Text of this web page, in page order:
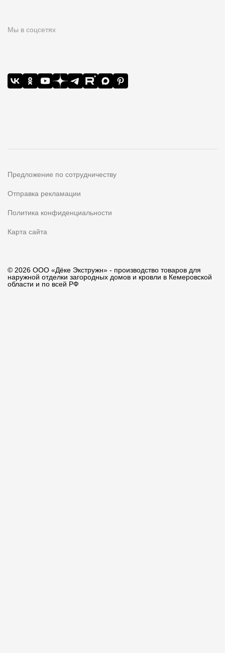
Мы в соцсетях
Предложение по сотрудничеству
Отправка рекламации
Политика конфиденциальности
Карта сайта
© 2026 ООО «Дёке Экстружн» - производство товаров для
наружной отделки загородных домов и кровли в Кемеровской
области и по всей РФ